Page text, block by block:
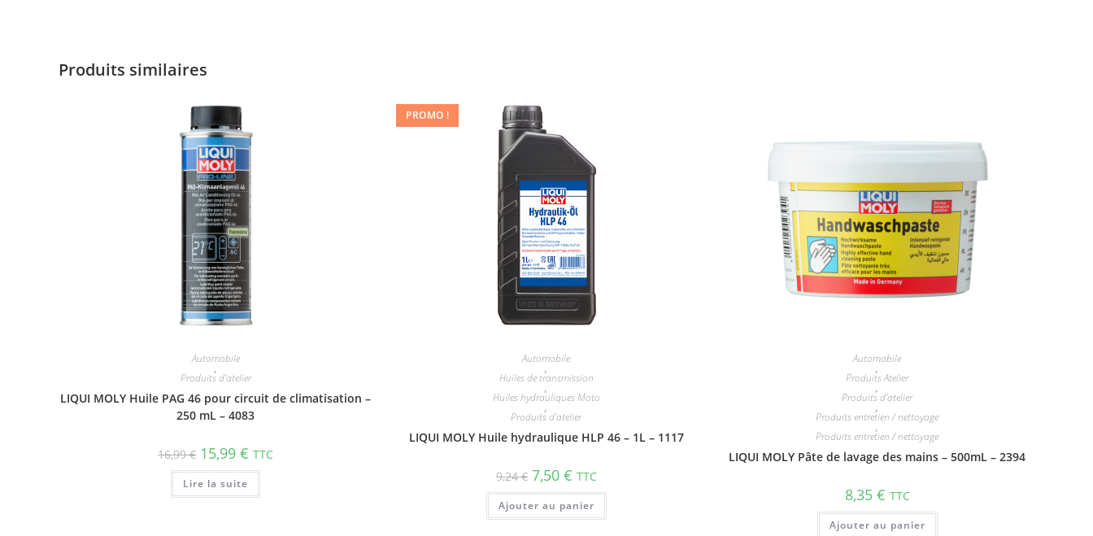
Produits similaires
Automobile
,
Produits d'atelier
LIQUI MOLY Huile PAG 46 pour circuit de clima­ti­sa­tion –
250 mL – 4083
16,99€ 15,99€ TTC
Lire la suite
PROMO !
Automobile
,
Huiles de transmission
,
Huiles hydrauliques Moto
,
Produits d'atelier
LIQUI MOLY Huile hydrau­lique HLP 46 – 1L – 1117
9,24€ 7,50 € TTC
Ajouter au panier
Automobile
,
Produits Atelier
,
Produits d'atelier
,
Produits entretien / nettoyage
,
Produits entretien / nettoyage
LIQUI MOLY Pâte de lavage des mains – 500mL – 2394
8,35 € TTC
Ajouter au panier